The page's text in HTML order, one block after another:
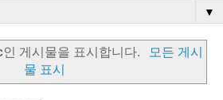
▼
인 게시물을 표시합니다.
모든 게시
물 표시